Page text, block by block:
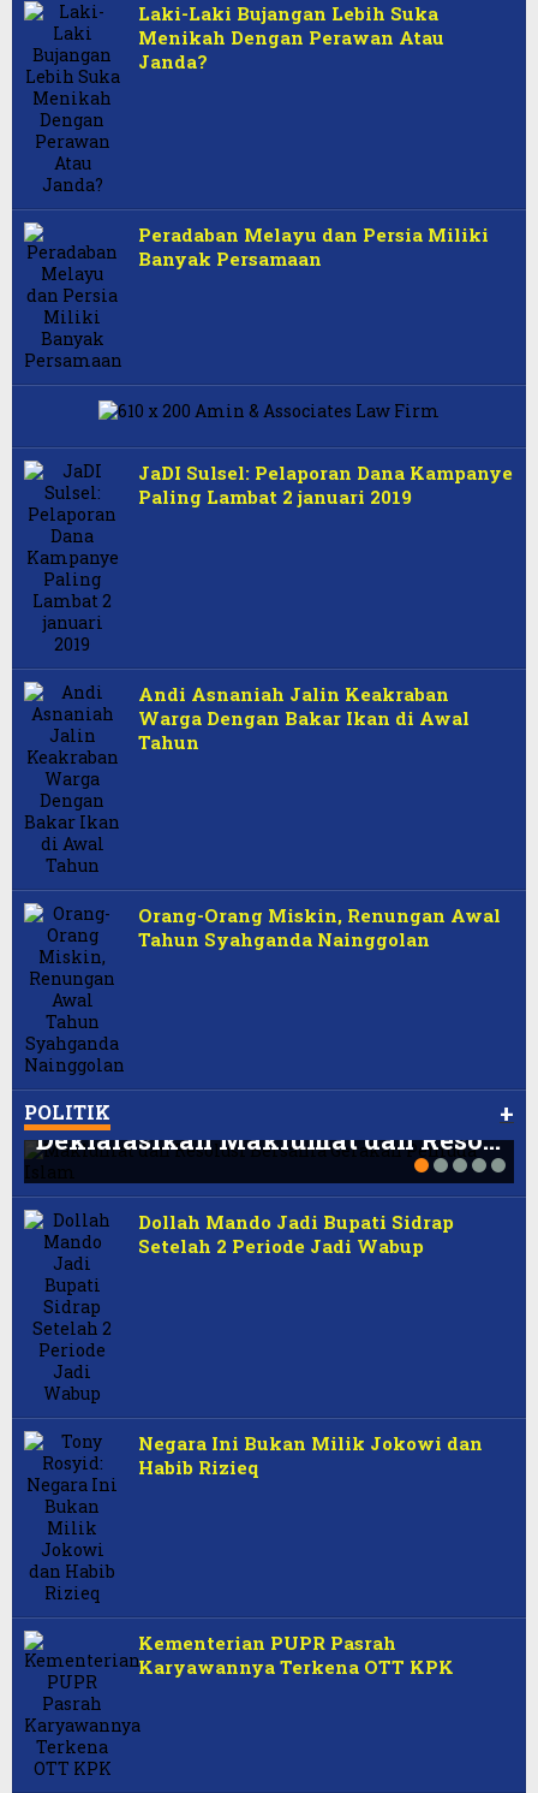
Laki-Laki Bujangan Lebih Suka
Menikah Dengan Perawan Atau
Janda?
Peradaban Melayu dan Persia Miliki
Banyak Persamaan
JaDI Sulsel: Pelaporan Dana Kampanye
Paling Lambat 2 januari 2019
Andi Asnaniah Jalin Keakraban
Warga Dengan Bakar Ikan di Awal
Tahun
Orang-Orang Miskin, Renungan Awal
Tahun Syahganda Nainggolan
POLITIK +
Dua Tahun Prabowo-Gibran:
Program MBG, Sekolah Rakyat,
dan Bansos Panen Dukungan
Dari Sembako hingga Program
Sosial, LKPI Ungkap Alasan
Kepuasan Publik ke Prabow…
Oknum Anggota DPRD DKI Ancam
dan Tantang Polisi, FORMAPPI
Desak Sanksi Pemecatan
GPI Bersama Elemen Pemuda,
Mahasiswa, dan Pelajar
Deklarasikan Maklumat dan Reso…
Dollah Mando Jadi Bupati Sidrap
Setelah 2 Periode Jadi Wabup
Negara Ini Bukan Milik Jokowi dan
Habib Rizieq
Kementerian PUPR Pasrah
Karyawannya Terkena OTT KPK
Dorong Komisi 3 DPR RI,
Penegakan Hukum Green
Financial Crime Masuk Dalam
1 Muharam dan Tantangan Umat
Islam di Era Modern, Oleh Rati
Pilar Maritim dalam Portofolio
Hardiknas dan Potret Buram